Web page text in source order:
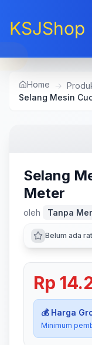
KSJShop
Home →
Selang Mesin
Selang
Meter
oleh Tanpa
Belum ada
Rp
💰 Harga
Minimum